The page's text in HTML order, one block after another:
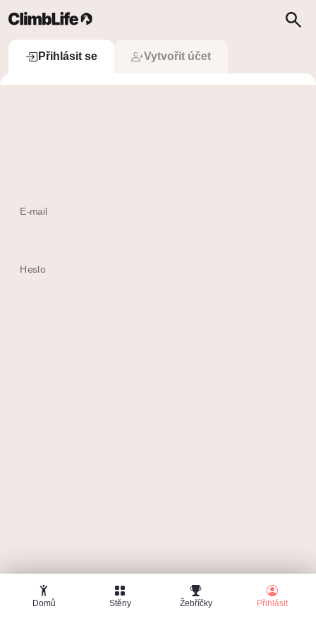
Domů Stěny Žebříčky Přihlásit
Vyhledávání
Přihlásit se
Přihlásit se Vytvořit účet
E-mail
Heslo
Upozornění